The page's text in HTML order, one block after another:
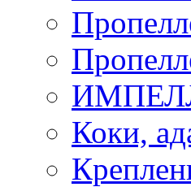
Коки,